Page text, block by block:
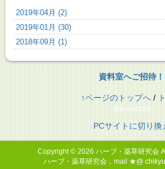
2019年04月 (2)
2019年01月 (30)
2018年09月 (1)
資料室へご招待！
↑ページのトップへ/
daunrodo
PCサイトに切り換
Copyright © 2026 ハーブ・薬草研究会
ハーブ・薬草研究会，mail ★@